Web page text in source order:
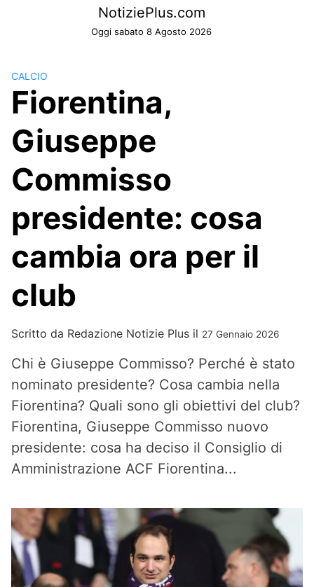
NotiziePlus.com
Oggi sabato 8 Agosto 2026
CALCIO
Fiorentina,
Giuseppe
Commisso
presidente: cosa
cambia ora per il
club
Scritto da Redazione Notizie Plus il 27 Gennaio 2026
Chi è Giuseppe Commisso? Perché è stato
nominato presidente? Cosa cambia nella
Fiorentina? Quali sono gli obiettivi del club?
Fiorentina, Giuseppe Commisso nuovo
presidente: cosa ha deciso il Consiglio di
Amministrazione ACF Fiorentina...